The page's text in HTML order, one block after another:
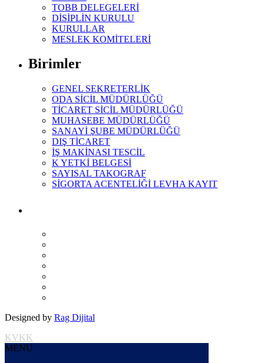
TOBB DELEGELERİ
DİSİPLİN KURULU
KURULLAR
MESLEK KOMİTELERİ
Birimler
GENEL SEKRETERLİK
ODA SİCİL MÜDÜRLÜĞÜ
TİCARET SİCİL MÜDÜRLÜĞÜ
MUHASEBE MÜDÜRLÜĞÜ
SANAYİ ŞUBE MÜDÜRLÜĞÜ
DIŞ TİCARET
İŞ MAKİNASI TESCİL
K YETKİ BELGESİ
SAYISAL TAKOGRAF
SİGORTA ACENTELİĞİ LEVHA KAYIT
Designed by Rag Dijital
KVKK
MENU